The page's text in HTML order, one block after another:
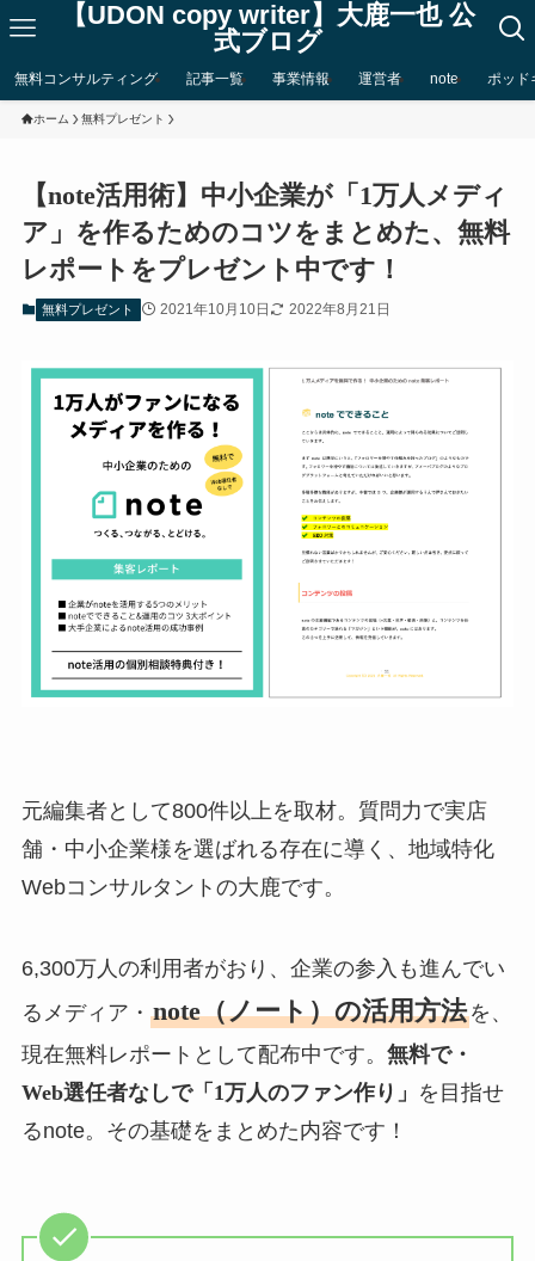
【UDON copy writer】大鹿一也 公
式ブログ
無料コンサルティング 記事一覧 事業情報 運営者 note ポッド
ホーム 無料プレゼント
【note活用術】中小企業が「1万人メディ
ア」を作るためのコツをまとめた、無料
レポートをプレゼント中です！
無料プレゼント 2021年10月10日 2022年8月21日
元編集者として800件以上を取材。質問力で実店
舗・中小企業様を選ばれる存在に導く、地域特化
Webコンサルタントの大鹿です。
6,300万人の利用者がおり、企業の参入も進んでい
るメディア・ note（ノート）の活用方法を、
現在無料レポートとして配布中です。 無料で・
Web選任者なしで「1万人のファン作り」 を目指せ
るnote。その基礎をまとめた内容です！